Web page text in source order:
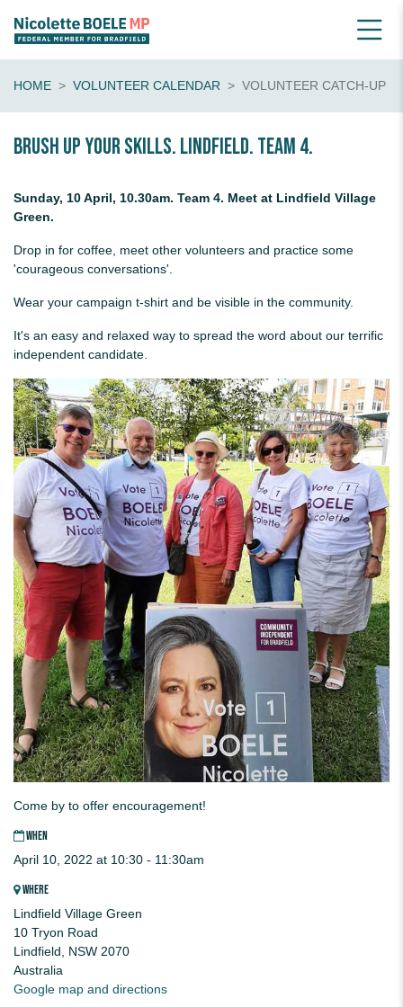
HOME VOLUNTEER CALENDAR VOLUNTEER CATCH-UP
Brush up your skills. Lindfield. Team 4.
Sunday, 10 April, 10.30am. Team 4. Meet at Lindfield Village
Green.
Drop in for coffee, meet other volunteers and practice some
'courageous conversations'.
Wear your campaign t-shirt and be visible in the community.
It's an easy and relaxed way to spread the word about our terrific
independent candidate.
Come by to offer encouragement!
WHEN
April 10, 2022 at 10:30 - 11:30am
WHERE
Lindfield Village Green
10 Tryon Road
Lindfield, NSW 2070
Australia
Google map and directions